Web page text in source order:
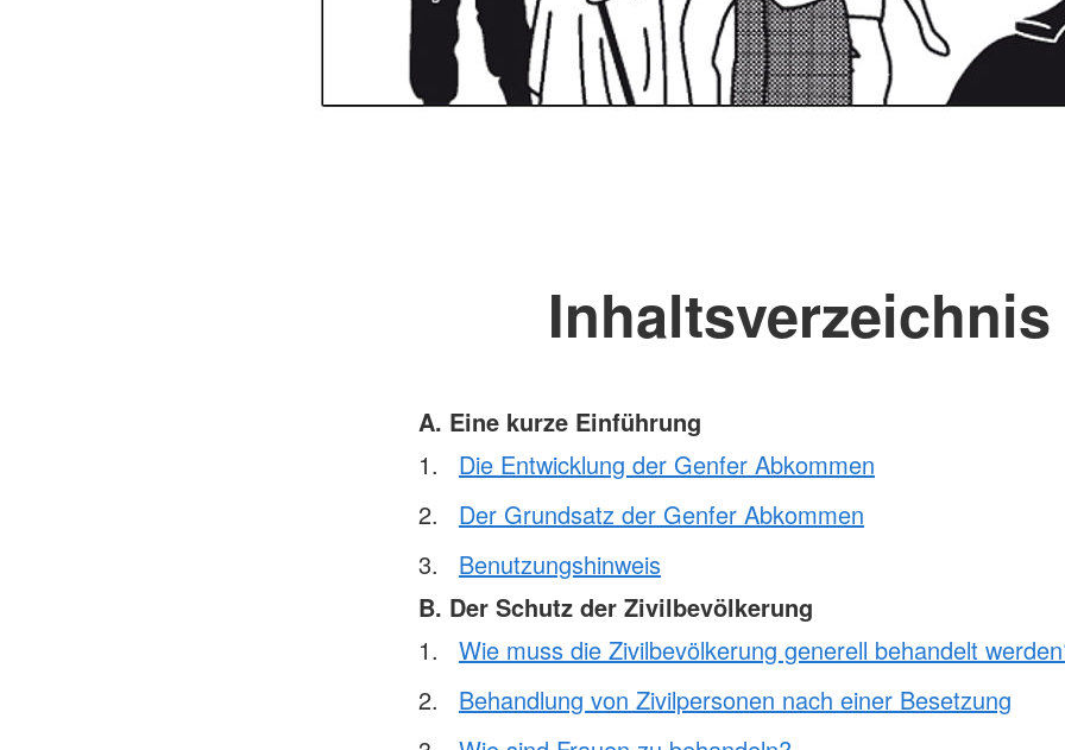
Inhaltsverzeichnis
A. Eine kurze Einführung
Die Entwicklung der Genfer Abkommen
Der Grundsatz der Genfer Abkommen
Benutzungshinweis
B. Der Schutz der Zivilbevölkerung
Wie muss die Zivilbevölkerung generell behandelt
Behandlung von Zivilpersonen nach einer Besetzung